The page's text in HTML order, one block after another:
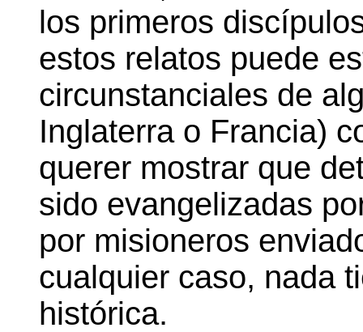
los primeros
estos relatos puede
circunstanciales de
Inglaterra o Francia)
querer mostrar que
sido evangelizadas
por misioneros
cualquier caso, nada
histórica.